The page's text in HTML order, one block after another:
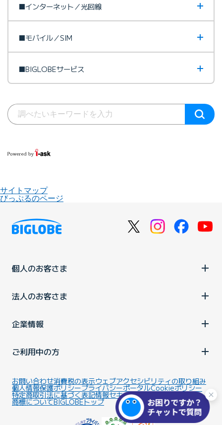
■インターネット／光回線
■モバイル／SIM
■BIGLOBEサービス
サイトマップ
びっぷるのページ
個人のお客さま
法人のお客さま
企業情報
ご利用中の方
お問い合わせ消費税の表示ウェブアクセシビリティの取り組み
個人情報保護ポリシープライバシーポータルCookieポリシー
特定商取引法に基づく表記情報セキュリティ基本方針
商標についてBIGLOBEトップ